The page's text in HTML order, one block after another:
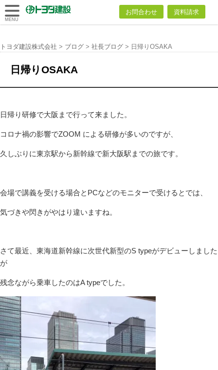
トヨダ建設
お問合わせ 資料請求
MENU
トヨダ建設株式会社 > ブログ > 社長ブログ > 日帰りOSAKA
日帰りOSAKA
日帰り研修で大阪まで行って来ました。
コロナ禍の影響でZOOM による研修が多いのですが、
久しぶりに東京駅から新幹線で新大阪駅までの旅です。
会場で講義を受ける場合とPCなどのモニターで受けるとでは、
気づきや閃きがやはり違いますね。
さて最近、東海道新幹線に次世代新型のS typeがデビューしました
が
残念ながら乗車したのはA typeでした。